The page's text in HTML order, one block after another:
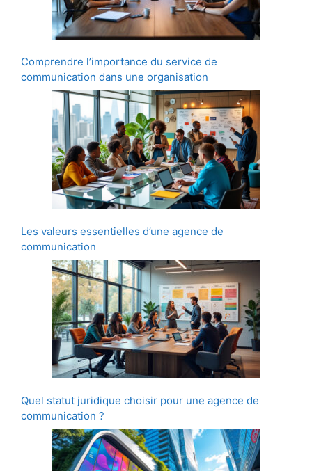
Comprendre l’importance du service de
communication dans une organisation
Les valeurs essentielles d’une agence de
communication
Quel statut juridique choisir pour une agence de
communication ?